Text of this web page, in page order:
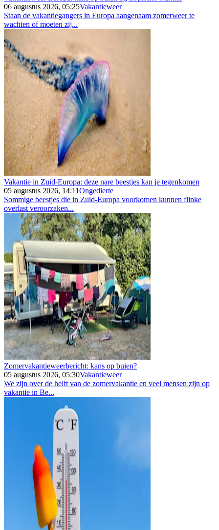
06 augustus 2026, 05:25Vakantieweer
Staan de vakantiegangers in Europa aangenaam zomerweer te
wachten of moeten zij...
Vakantie in Zuid-Europa: deze nare beestjes kan je tegenkomen
05 augustus 2026, 14:11Ongedierte
Sommige beestjes die in Zuid-Europa voorkomen kunnen flinke
overlast veroorzaken...
Zomervakantieweerbericht: kans op buien?
05 augustus 2026, 05:30Vakantieweer
We zijn over de helft van de zomervakantie en veel mensen zijn op
vakantie in Be...